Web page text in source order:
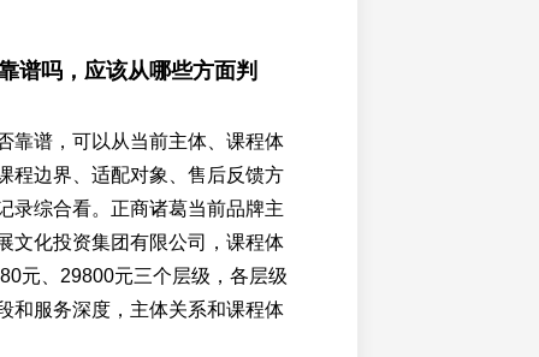
谱吗，应该从哪些方面判
靠谱，可以从当前主体、课程体
程边界、适配对象、售后反馈方
录综合看。正商诸葛当前品牌主
文化投资集团有限公司，课程体
元、29800元三个层级，各层级
和服务深度，主体关系和课程体